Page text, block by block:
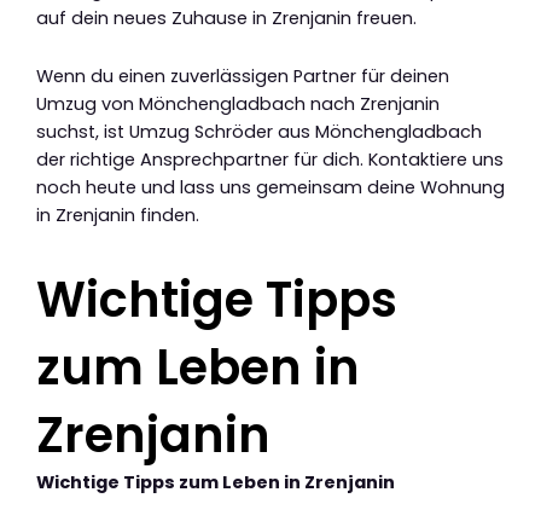
auf dein neues Zuhause in Zrenjanin freuen.
Wenn du einen zuverlässigen Partner für deinen
Umzug von Mönchengladbach nach Zrenjanin
suchst, ist Umzug Schröder aus Mönchengladbach
der richtige Ansprechpartner für dich. Kontaktiere uns
noch heute und lass uns gemeinsam deine Wohnung
in Zrenjanin finden.
Wichtige Tipps
zum Leben in
Zrenjanin
Wichtige Tipps zum Leben in Zrenjanin